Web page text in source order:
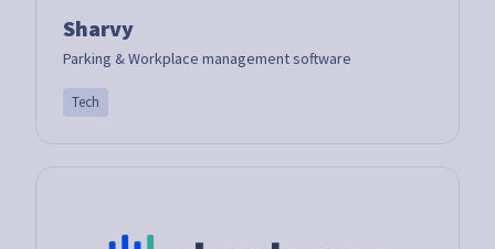
Sharvy
Parking & Workplace management software
Tech